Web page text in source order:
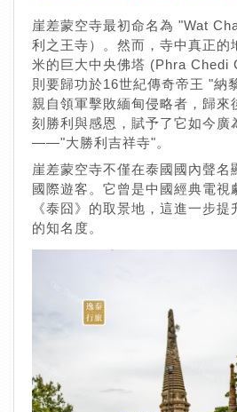
崖差蒙空寺最初命名為 ​​"Wat
利之王寺）。然而，寺中真正
米的巨大中央佛塔 (Phra Chedi
則要歸功於16世紀傳奇帝王 ​​"納
親自領軍擊敗緬甸侵略者，歸來
刻勝利與感恩​​，賦予了它如今廣
——"大勝利吉祥寺"。
崖差蒙空寺不僅在泰國國內聲名
國際遊客。它曾是中國經典電視
《泰囧》的取景地，這進一步
的知名度。